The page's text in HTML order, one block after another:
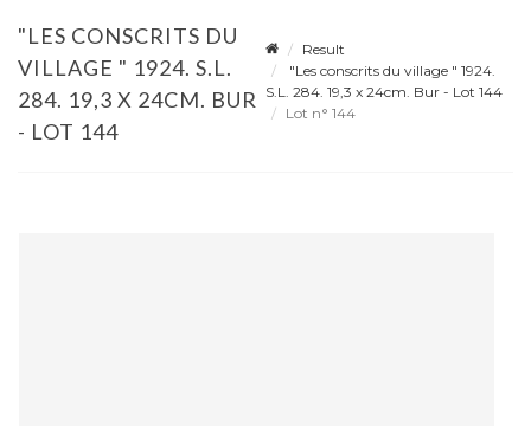
"LES CONSCRITS DU
VILLAGE " 1924. S.L.
284. 19,3 X 24CM. BUR
- LOT 144
Result
"Les conscrits du village " 1924.
S.L. 284. 19,3 x 24cm. Bur - Lot 144
Lot n° 144